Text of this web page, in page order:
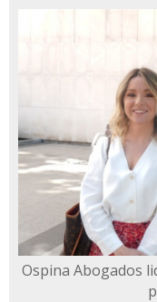
Ospina Abogados